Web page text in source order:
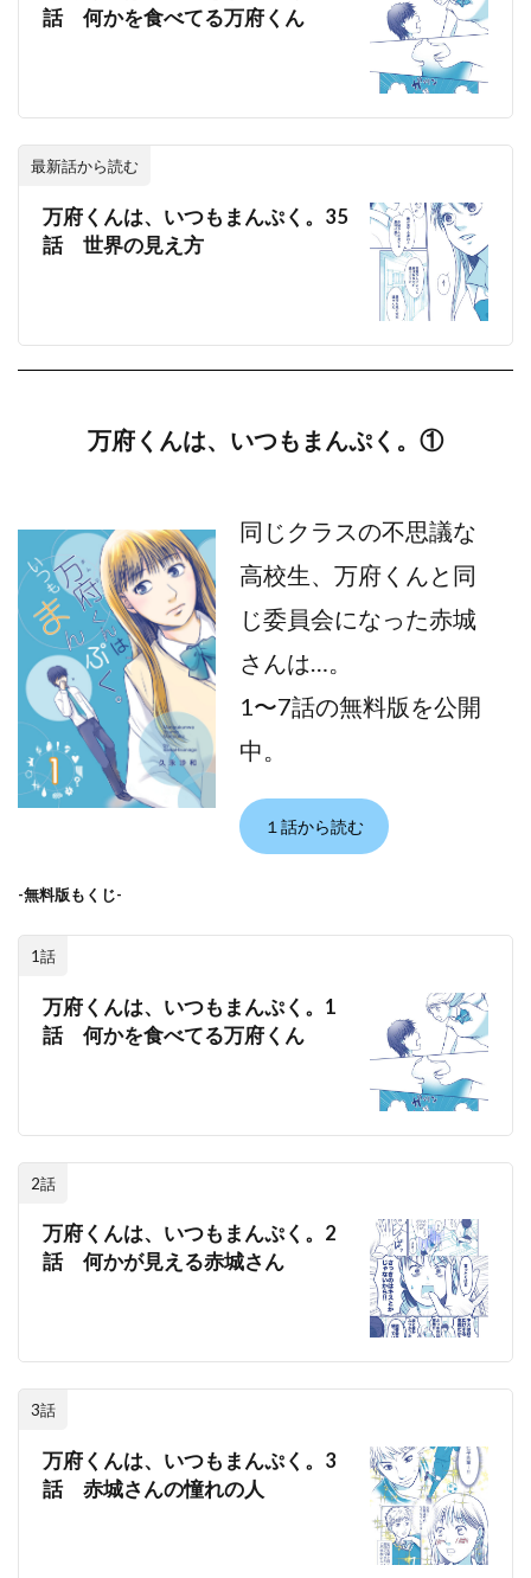
話 何かを食べてる万府くん
最新話から読む
万府くんは、いつもまんぷく。35
話 世界の見え方
万府くんは、いつもまんぷく。①
同じクラスの不思議な
高校生、万府くんと同
じ委員会になった赤城
さんは…。
1〜7話の無料版を公開
中。
１話から読む
-無料版もくじ-
1話
万府くんは、いつもまんぷく。1
話 何かを食べてる万府くん
2話
万府くんは、いつもまんぷく。2
話 何かが見える赤城さん
3話
万府くんは、いつもまんぷく。3
話 赤城さんの憧れの人